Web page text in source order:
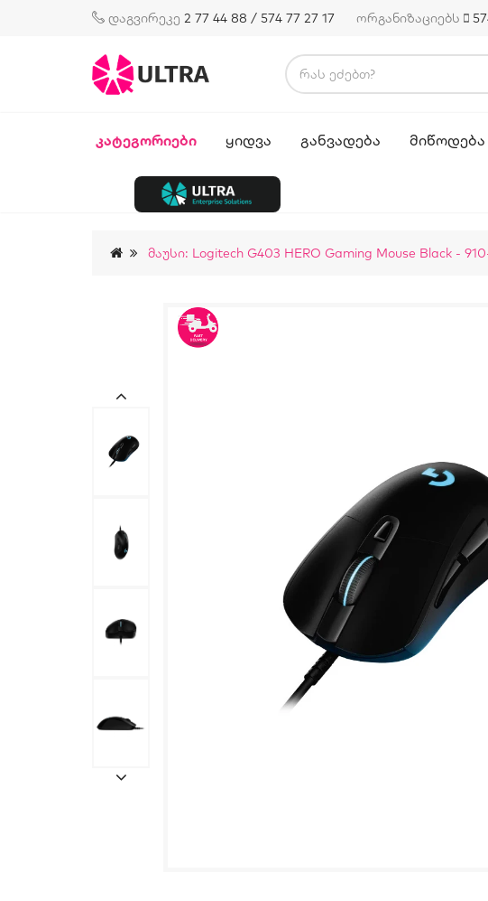
დაგვირეკე 2 77 44 88 / 574 77 27 17 ორგანიზაციებს
ᲙᲐᲢᲔᲒᲝᲠᲘᲔᲑᲘ ᲧᲘᲓᲕᲐ ᲒᲐᲜᲕᲐᲓᲔᲑᲐ ᲛᲘᲬᲝᲓᲔᲑᲐ
Მაუსი: Logitech G403 HERO Gaming Mouse Black -